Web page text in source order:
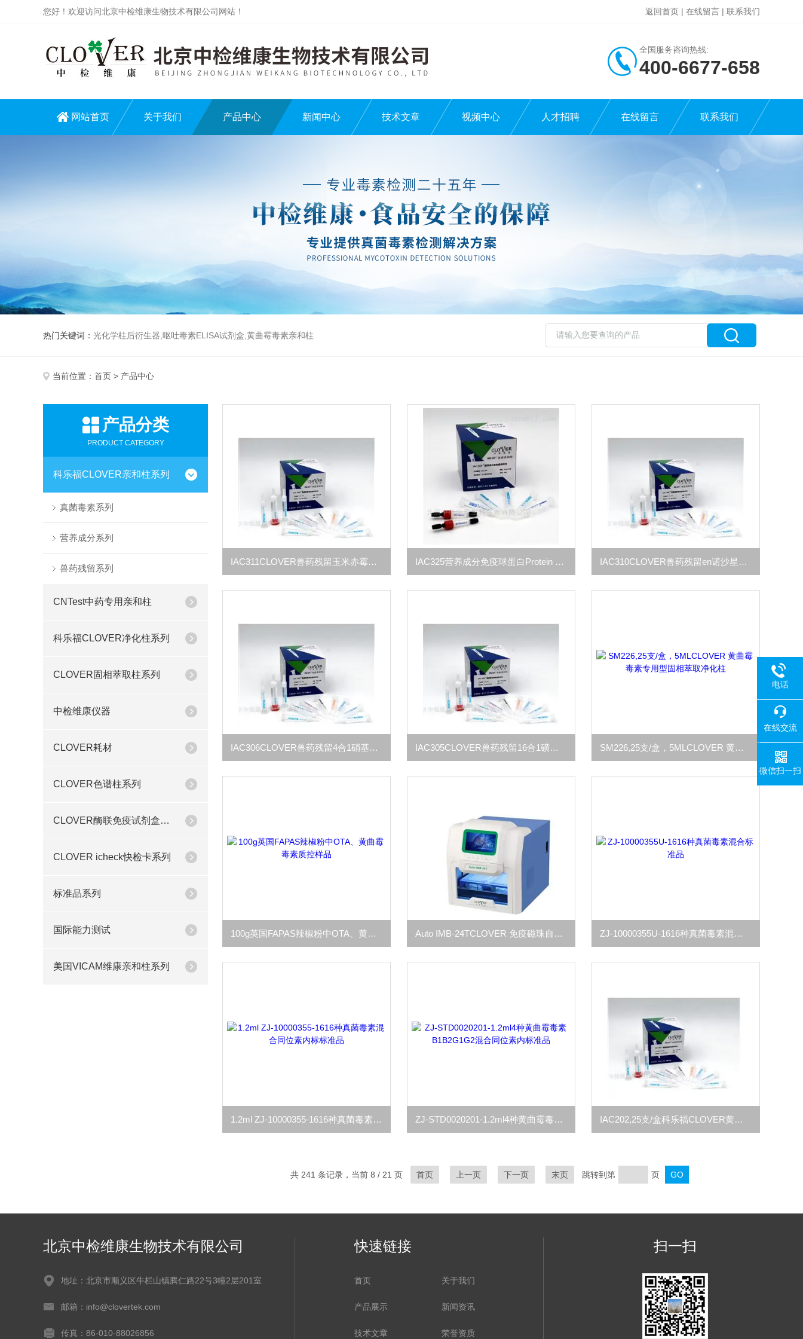
您好！欢迎访问北京中检维康生物技术有限公司网站！ 返回首页 | 在线留言 | 联系我们
全国服务咨询热线:
400-6677-658
网站首页 关于我们 产品中心 新闻中心 技术文章 视频中心 人才招聘 在线留言 联系我们
热门关键词： 光化学柱后衍生器,呕吐毒素ELISA试剂盒,黄曲霉毒素亲和柱
当前位置： 首页 > 产品中心
产品分类
PRODUCT CATEGORY
科乐福CLOVER亲和柱系列
真菌毒素系列
营养成分系列
兽药残留系列
CNTest中药专用亲和柱
科乐福CLOVER净化柱系列
CLOVER固相萃取柱系列
中检维康仪器
CLOVER耗材
CLOVER色谱柱系列
CLOVER酶联免疫试剂盒系列
CLOVER icheck快检卡系列
标准品系列
国际能力测试
美国VICAM维康亲和柱系列
IAC311CLOVER兽药残留玉米赤霉醇类亲和柱 IAC325营养成分免疫球蛋白Protein G免疫亲和柱 IAC310CLOVER兽药残留en诺沙星亲和柱
IAC306CLOVER兽药残留4合1硝基呋喃类代谢物亲和柱 IAC305CLOVER兽药残留16合1磺胺亲和柱 SM226,25支/盒，5MLCLOVER 黄曲霉毒素专用型固相萃取净化柱
100g英国FAPAS辣椒粉中OTA、黄曲霉毒素质控样品 Auto IMB-24TCLOVER 免疫磁珠自动工作站24T中检维康仪器 ZJ-10000355U-1616种真菌毒素混合标准品
1.2ml ZJ-10000355-1616种真菌毒素混合同位素内标标准品 ZJ-STD0020201-1.2ml4种黄曲霉毒素B1B2G1G2混合同位素内标准品 IAC202,25支/盒科乐福CLOVER黄曲霉-赭曲霉AO二合一亲和柱
共 241 条记录，当前 8 / 21 页 首页 上一页 下一页 末页 跳转到第 页
北京中检维康生物技术有限公司
地址：北京市顺义区牛栏山镇腾仁路22号3幢2层201室
邮箱：info@clovertek.com
传真：86-010-88026856
快速链接
首页 关于我们
产品展示 新闻资讯
技术文章 荣誉资质
扫一扫
电话
在线交流
微信扫一扫